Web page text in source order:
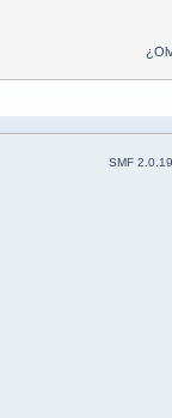
SMF 2.0.19